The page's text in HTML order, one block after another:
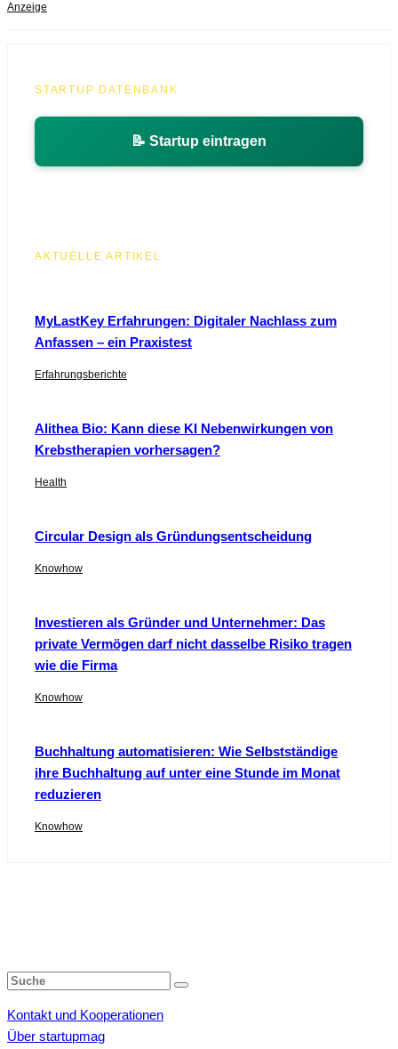
Anzeige
STARTUP DATENBANK
📝 Startup eintragen
AKTUELLE ARTIKEL
MyLastKey Erfahrungen: Digitaler Nachlass zum
Anfassen – ein Praxistest
Erfahrungsberichte
Alithea Bio: Kann diese KI Nebenwirkungen von
Krebstherapien vorhersagen?
Health
Circular Design als Gründungsentscheidung
Knowhow
Investieren als Gründer und Unternehmer: Das
private Vermögen darf nicht dasselbe Risiko tragen
wie die Firma
Knowhow
Buchhaltung automatisieren: Wie Selbstständige
ihre Buchhaltung auf unter eine Stunde im Monat
reduzieren
Knowhow
Kontakt und Kooperationen
Über startupmag